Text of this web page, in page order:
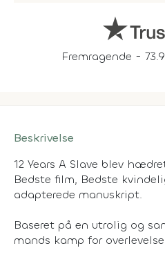
Fremragende -
Beskrivelse
12 Years A Slave blev
Bedste film, Bedste
adapterede manuskript.
Baseret på en utrolig og
mands kamp for